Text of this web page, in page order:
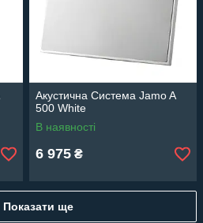
Акустична Система Jamo A
500 White
В наявності
6 975 ₴
Показати ще